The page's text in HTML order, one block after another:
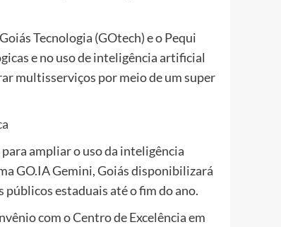
Tecnologia (GOtech) e o Pequi
e no uso de inteligência artificial
multisserviços por meio de um super
ampliar o uso da inteligência
GO.IA Gemini, Goiás disponibilizará
estaduais até o fim do ano.
com o Centro de Excelência em